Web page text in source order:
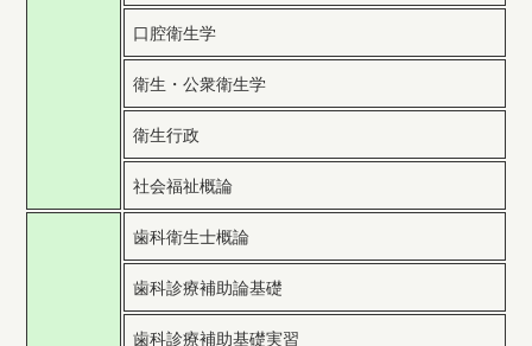
口腔衛生学
衛生・公衆衛生学
衛生行政
社会福祉概論
歯科衛生士概論
歯科診療補助論基礎
歯科診療補助基礎実習